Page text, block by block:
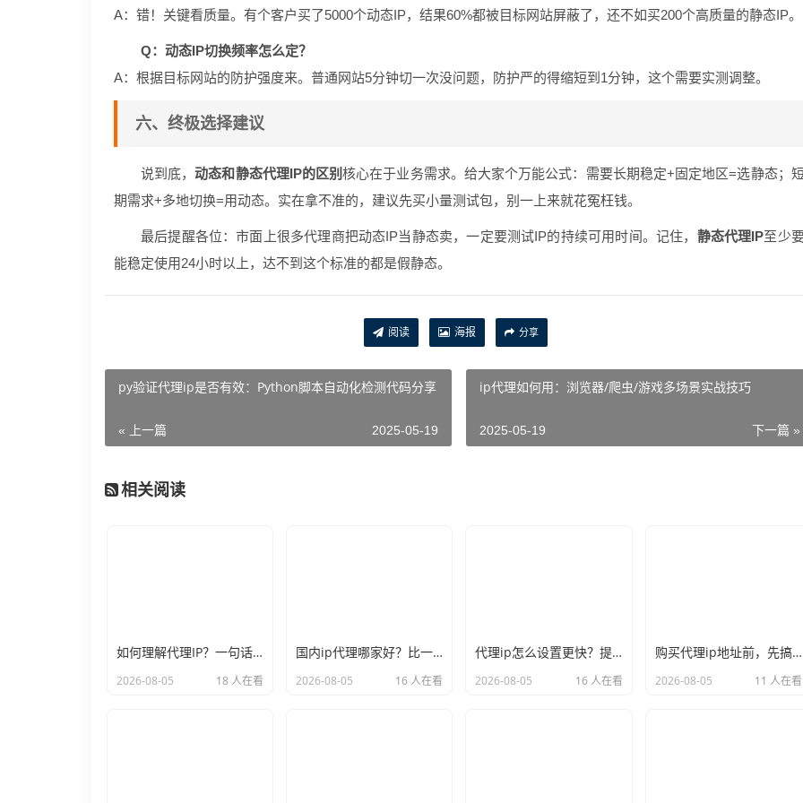
A：错！关键看质量。有个客户买了5000个动态IP，结果60%都被目标网站屏蔽了，还不如买200个高质量的静态IP。
Q：动态IP切换频率怎么定？
A：根据目标网站的防护强度来。普通网站5分钟切一次没问题，防护严的得缩短到1分钟，这个需要实测调整。
六、终极选择建议
说到底，动态和静态代理IP的区别核心在于业务需求。给大家个万能公式：需要长期稳定+固定地区=选静态；
期需求+多地切换=用动态。实在拿不准的，建议先买小量测试包，别一上来就花冤枉钱。
最后提醒各位：市面上很多代理商把动态IP当静态卖，一定要测试IP的持续可用时间。记住， 静态代理IP至少
能稳定使用24小时以上，达不到这个标准的都是假静态。
阅读 海报 分享
py验证代理ip是否有效：Python脚本自动化检测代码分享
« 上一篇 2025-05-19
ip代理如何用：浏览器/爬虫/游戏多场景实战技巧
下一篇 »
2025-05-19
相关阅读
如何理解代理IP？一句话让你彻底不再迷糊
2026-08-05 18 人在看
国内ip代理哪家好？比一比口碑就见分晓
2026-08-05 16 人在看
代理ip怎么设置更快？提速的几个关键点记牢
2026-08-05 16 人在看
购买代理ip地址前，先搞懂这三件事再说
2026-08-05 11 人在看